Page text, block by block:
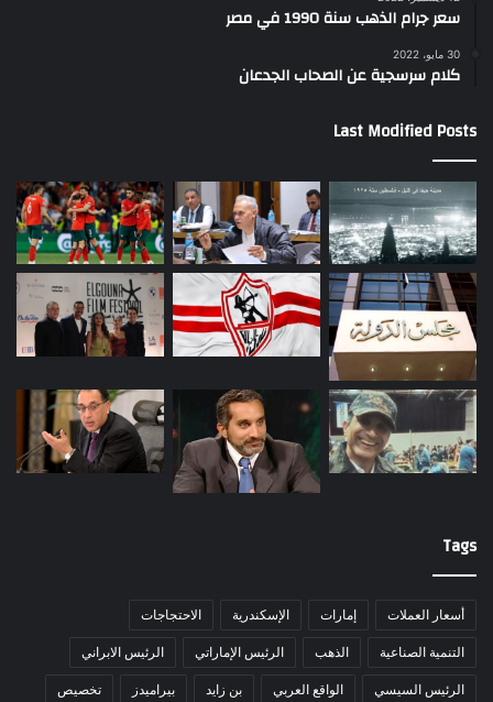
سعر جرام الذهب سنة 1990 في مصر
30 مايو، 2022
كلام سرسجية عن الصحاب الجدعان
Last Modified Posts
Tags
أسعار العملات إمارات الإسكندرية الاحتجاجات
التنمية الصناعية الذهب الرئيس الإماراتي الرئيس الابراني
الرئيس السيسي الواقع العربي بن زايد بيراميدز تخصيص